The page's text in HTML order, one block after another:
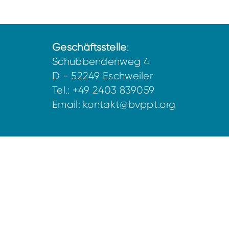
Geschäftsstelle:
Schubbendenweg 4
D - 52249 Eschweiler
Tel.: +49 2403 839059
Email: kontakt@bvppt.org